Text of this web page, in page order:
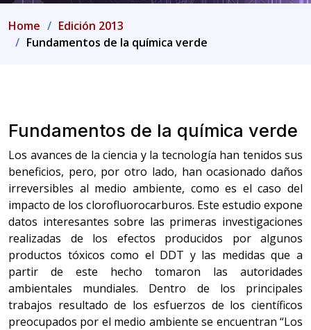
Home
Edición 2013
Fundamentos de la química verde
Fundamentos de la química verde
Los avances de la ciencia y la tecnología han tenidos sus
beneficios, pero, por otro lado, han ocasionado daños
irreversibles al medio ambiente, como es el caso del
impacto de los clorofluorocarburos. Este estudio expone
datos interesantes sobre las primeras investigaciones
realizadas de los efectos producidos por algunos
productos tóxicos como el DDT y las medidas que a
partir de este hecho tomaron las autoridades
ambientales mundiales. Dentro de los principales
trabajos resultado de los esfuerzos de los científicos
preocupados por el medio ambiente se encuentran “Los